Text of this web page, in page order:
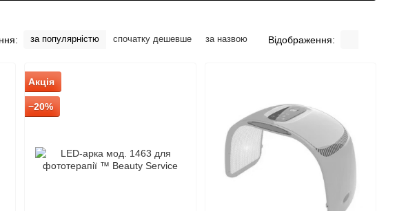
за популярністю спочатку дешевше за назвою Відображення:
Акція
−20%